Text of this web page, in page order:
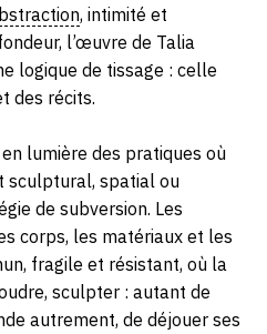
, intimité et
l’œuvre de Talia
logique de tissage : celle
des récits.
lumière des pratiques où
sculptural, spatial ou
de subversion. Les
corps, les matériaux et les
fragile et résistant, où la
sculpter : autant de
autrement, de déjouer ses